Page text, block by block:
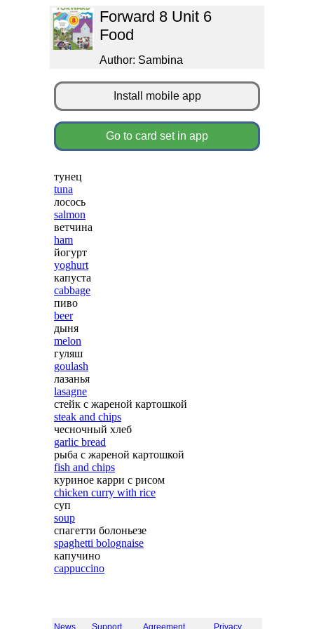
Forward 8 Unit 6
Food
Author: Sambina
Install mobile app
Go to card set in app
тунец
tuna
лосось
salmon
ветчина
ham
йогурт
yoghurt
капуста
cabbage
пиво
beer
дыня
melon
гуляш
goulash
лазанья
lasagne
стейк с жареной картошкой
steak and chips
чесночный хлеб
garlic bread
рыба с жареной картошкой
fish and chips
куриное карри с рисом
chicken curry with rice
суп
soup
спагетти болоньезе
spaghetti bolognaise
капучино
cappuccino
News Support Agreement Privacy